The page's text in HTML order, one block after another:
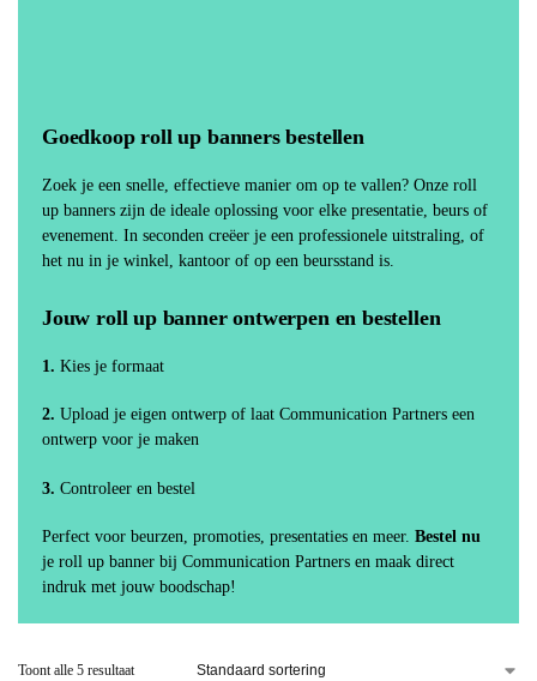
Goedkoop roll up banners bestellen
Zoek je een snelle, effectieve manier om op te vallen? Onze roll
up banners zijn de ideale oplossing voor elke presentatie, beurs of
evenement. In seconden creëer je een professionele uitstraling, of
het nu in je winkel, kantoor of op een beursstand is.
Jouw roll up banner ontwerpen en bestellen
1. Kies je formaat
2. Upload je eigen ontwerp of laat Communication Partners een
ontwerp voor je maken
3. Controleer en bestel
Perfect voor beurzen, promoties, presentaties en meer. Bestel nu
je roll up banner bij Communication Partners en maak direct
indruk met jouw boodschap!
Toont alle 5 resultaat